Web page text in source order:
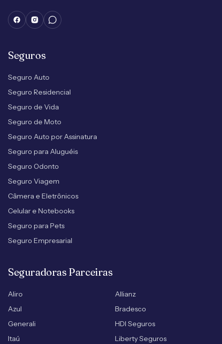
Seguros
Seguro Auto
Seguro Residencial
Seguro de Vida
Seguro de Moto
Seguro Auto por Assinatura
Seguro para Aluguéis
Seguro Odonto
Seguro Viagem
Câmera e Eletrônicos
Celular e Notebooks
Seguro para Pets
Seguro Empresarial
Seguradoras Parceiras
Aliro
Allianz
Azul
Bradesco
Generali
HDI Seguros
Itaú
Liberty Seguros